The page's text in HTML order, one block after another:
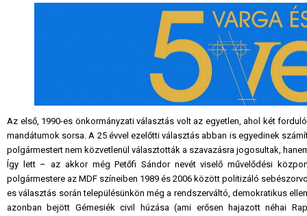
Az első, 1990-es önkormányzati választás volt az egyetlen, ahol két
mandátumok sorsa. A 25 évvel ezelőtti választás abban is egyedinek
polgármestert nem közvetlenül választották a szavazásra jogosultak,
Így lett – az akkor még Petőfi Sándor nevét viselő művelődési
polgármestere az MDF színeiben 1989 és 2006 között politizáló
es választás során településünkön még a rendszerváltó, demokratikus
azonban bejött Gémesiék civil húzása (ami erősen hajazott néhai